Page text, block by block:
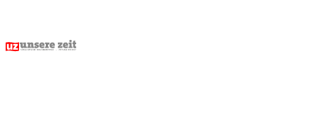
content